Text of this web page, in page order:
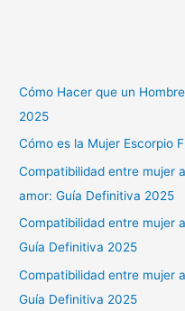
Cómo Hacer que un
2025
Cómo es la Mujer Escorpio
Compatibilidad entre mujer
amor: Guía Definitiva 2025
Compatibilidad entre mujer
Guía Definitiva 2025
Compatibilidad entre mujer
Guía Definitiva 2025